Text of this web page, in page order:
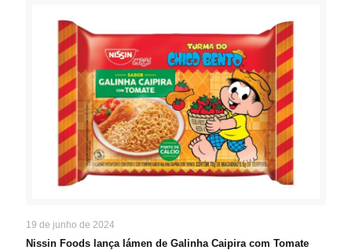
19 de junho de 2024
Nissin Foods lança lámen de Galinha Caipira com Tomate